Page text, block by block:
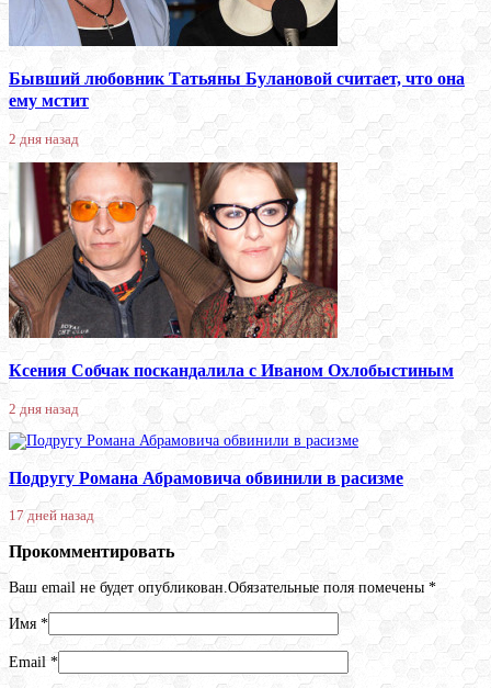
Бывший любовник Татьяны Булановой считает, что она
ему мстит
2 дня назад
Ксения Собчак поскандалила с Иваном Охлобыстиным
2 дня назад
Подругу Романа Абрамовича обвинили в расизме
17 дней назад
Прокомментировать
Ваш email не будет опубликован.Обязательные поля помечены *
Имя *
Email *